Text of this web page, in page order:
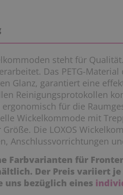
steht für
Das PETG-
Glanz, garantiert eine
Reinigungsprotokollen
für die
Wickelkommode mit
Die LOXOS
Anschlussvorrichtungen
Farbvarianten für
Der Preis variiert
uns bezüglich eines